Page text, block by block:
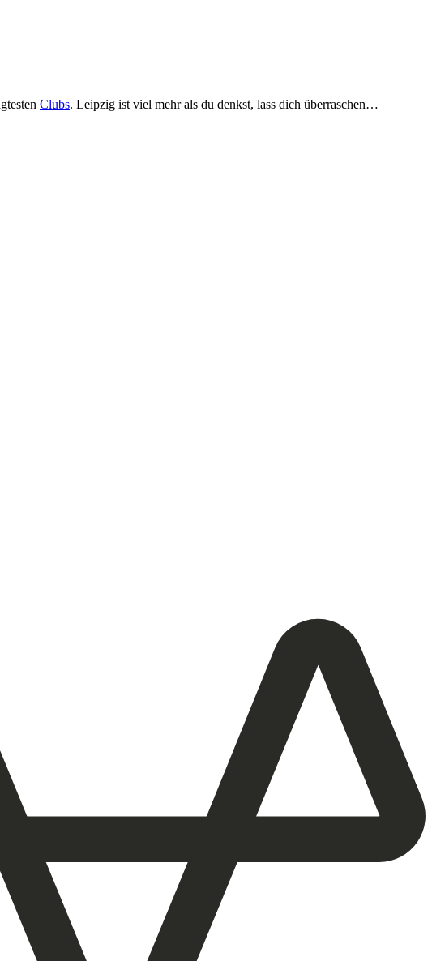
Clubs. Leipzig ist viel mehr als du denkst, lass dich überraschen…